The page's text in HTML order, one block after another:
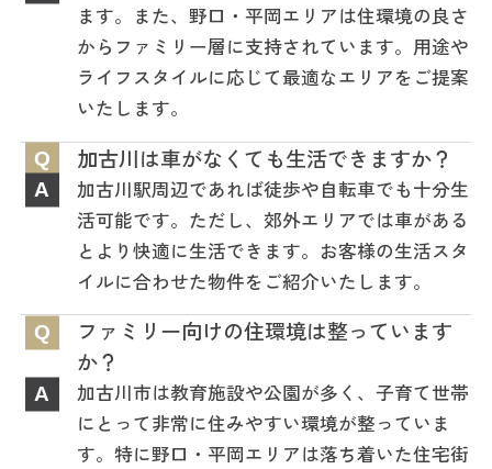
ます。また、野口・平岡エリアは住環境の良さ
からファミリー層に支持されています。用途や
ライフスタイルに応じて最適なエリアをご提案
いたします。
Q 加古川は車がなくても生活できますか？
A
加古川駅周辺であれば徒歩や自転車でも十分生
活可能です。ただし、郊外エリアでは車がある
とより快適に生活できます。お客様の生活スタ
イルに合わせた物件をご紹介いたします。
Q
ファミリー向けの住環境は整っています
か？
A
加古川市は教育施設や公園が多く、子育て世帯
にとって非常に住みやすい環境が整っていま
す。特に野口・平岡エリアは落ち着いた住宅街